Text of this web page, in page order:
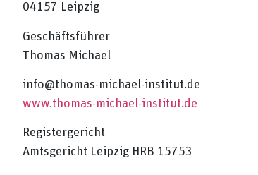
04157 Leipzig
Geschäftsführer
Thomas Michael
info@thomas-michael-institut.de
www.thomas-michael-institut.de
Registergericht
Amtsgericht Leipzig HRB 15753